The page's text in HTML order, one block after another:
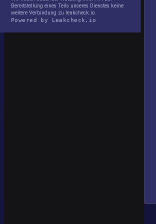
Bereitstellung eines Teils unseres Dienstes keine
weitere Verbindung zu leakcheck.io.
Powered by Leakcheck.io